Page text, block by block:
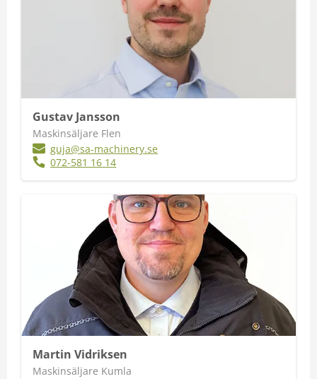
Gustav Jansson
Maskinsäljare Flen
guja@sa-machinery.se
072-581 16 14
Martin Vidriksen
Maskinsäljare Kumla